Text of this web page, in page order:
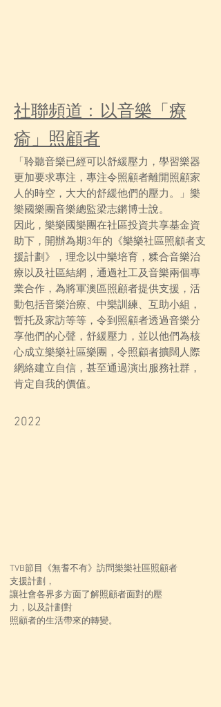
社聯頻道﹕以音樂「療
瘉」照顧者
「聆聽音樂已經可以舒緩壓力，學習樂器
更加要求專注，專注令照顧者離開照顧家
人的時空，大大的舒緩他們的壓力。」樂
樂國樂團音樂總監梁志鏘博士說。
因此，樂樂國樂團在社區投資共享基金資
助下，開辦為期3年的《樂樂社區照顧者支
援計劃》，理念以中樂培育，糅合音樂治
療以及社區結網，通過社工及音樂兩個專
業合作，為將軍澳區照顧者提供支援，活
動包括音樂治療、中樂訓練、互助小組，
暫托及家訪等等，令到照顧者透過音樂分
享他們的心聲，舒緩壓力，並以他們為核
心成立樂樂社區樂團，令照顧者擴闊人際
網絡建立自信，甚至通過演出服務社群，
肯定自我的價值。
2022
TVB節目《無耆不有》訪問樂樂社區照顧者
支援計劃，
讓社會各界多方面了解照顧者面對的壓
力，以及計劃對
照顧者的生活帶來的轉變。